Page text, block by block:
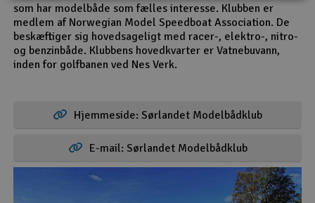
som har modelbåde som fælles interesse. Klubben er
medlem af Norwegian Model Speedboat Association. De
beskæftiger sig hovedsageligt med racer-, elektro-, nitro-
og benzinbåde. Klubbens hovedkvarter er Vatnebuvann,
inden for golfbanen ved Nes Verk.
Hjemmeside: Sørlandet Modelbådklub
E-mail: Sørlandet Modelbådklub